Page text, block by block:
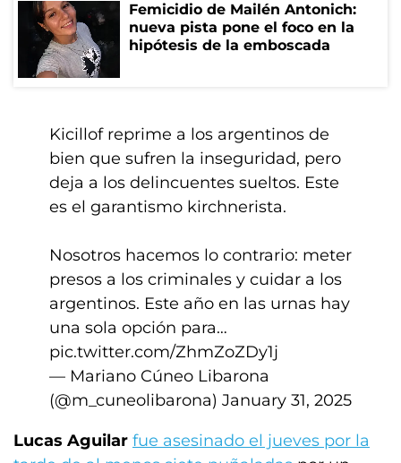
Femicidio de Mailén Antonich:
nueva pista pone el foco en la
hipótesis de la emboscada
Kicillof reprime a los argentinos de
bien que sufren la inseguridad, pero
deja a los delincuentes sueltos. Este
es el garantismo kirchnerista.
Nosotros hacemos lo contrario: meter
presos a los criminales y cuidar a los
argentinos. Este año en las urnas hay
una sola opción para…
pic.twitter.com/ZhmZoZDy1j
— Mariano Cúneo Libarona
(@m_cuneolibarona) January 31, 2025
Lucas Aguilar fue asesinado el jueves por la